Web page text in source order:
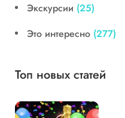
Экскурсии (25)
Это интересно (277)
Топ новых статей